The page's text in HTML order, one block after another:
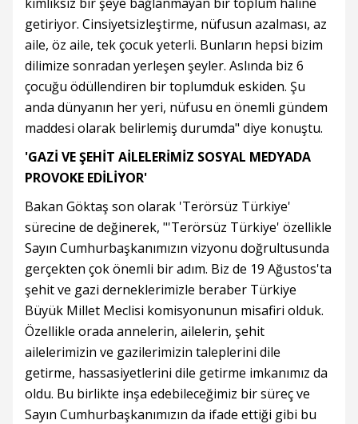
getiriyor. Cinsiyetsizleştirme, nüfusun azalması, az
aile, öz aile, tek çocuk yeterli. Bunların hepsi bizim
dilimize sonradan yerleşen şeyler. Aslında biz 6
çocuğu ödüllendiren bir toplumduk eskiden. Şu
anda dünyanın her yeri, nüfusu en önemli gündem
maddesi olarak belirlemiş durumda" diye konuştu.
'GAZİ VE ŞEHİT AİLELERİMİZ SOSYAL MEDYADA
PROVOKE EDİLİYOR'
Bakan Göktaş son olarak 'Terörsüz Türkiye'
sürecine de değinerek, "'Terörsüz Türkiye' özellikle
Sayın Cumhurbaşkanımızın vizyonu doğrultusunda
gerçekten çok önemli bir adım. Biz de 19 Ağustos'ta
şehit ve gazi derneklerimizle beraber Türkiye
Büyük Millet Meclisi komisyonunun misafiri olduk.
Özellikle orada annelerin, ailelerin, şehit
ailelerimizin ve gazilerimizin taleplerini dile
getirme, hassasiyetlerini dile getirme imkanımız da
oldu. Bu birlikte inşa edebileceğimiz bir süreç ve
Sayın Cumhurbaşkanımızın da ifade ettiği gibi bu